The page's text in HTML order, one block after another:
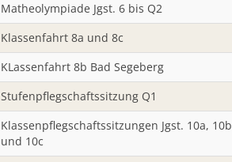
Matheolympiade Jgst. 6 bis Q2
Klassenfahrt 8a und 8c
KLassenfahrt 8b Bad Segeberg
Stufenpflegschaftssitzung Q1
Klassenpflegschaftssitzungen Jgst. 10a, 10b
und 10c